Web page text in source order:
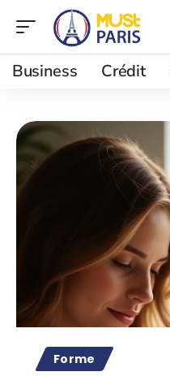
Business Crédit
Forme